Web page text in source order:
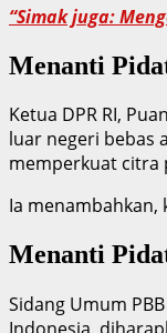
“Simak juga:
Menanti
Ketua DPR RI,
luar negeri bebas
memperkuat citra
Ia
Menanti
Sidang Umum